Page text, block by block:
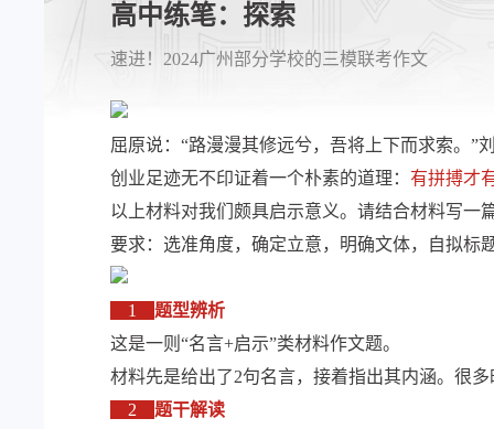
高中练笔：探索
速进！2024广州部分学校的三模联考作文
屈原说：“路漫漫其修远兮，吾将上下而求索。”
创业足迹无不印证着一个朴素的道理： 有拼搏才
以上材料对我们颇具启示意义。请结合材料写一
要求：选准角度，确定立意，明确文体，自拟标
1 题型辨析
这是一则“名言+启示”类材料作文题。
材料先是给出了2句名言，接着指出其内涵。很
2 题干解读